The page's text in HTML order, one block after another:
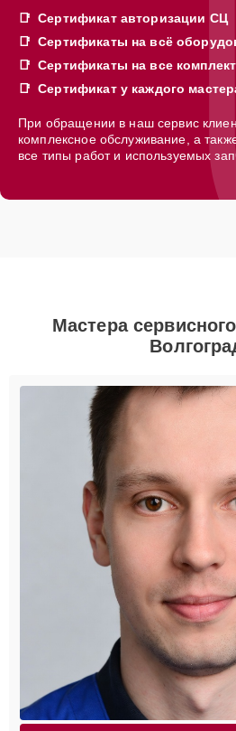
Сертификат авторизации СЦ
Сертификаты на всё
Сертификаты на все
Сертификат у каждого
При обращении в наш сервис
комплексное обслуживание, а
все типы работ и используемых
Мастера